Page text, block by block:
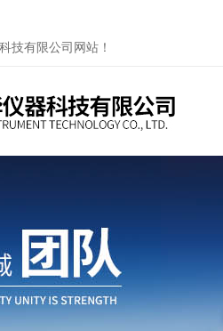
技有限公司网站！